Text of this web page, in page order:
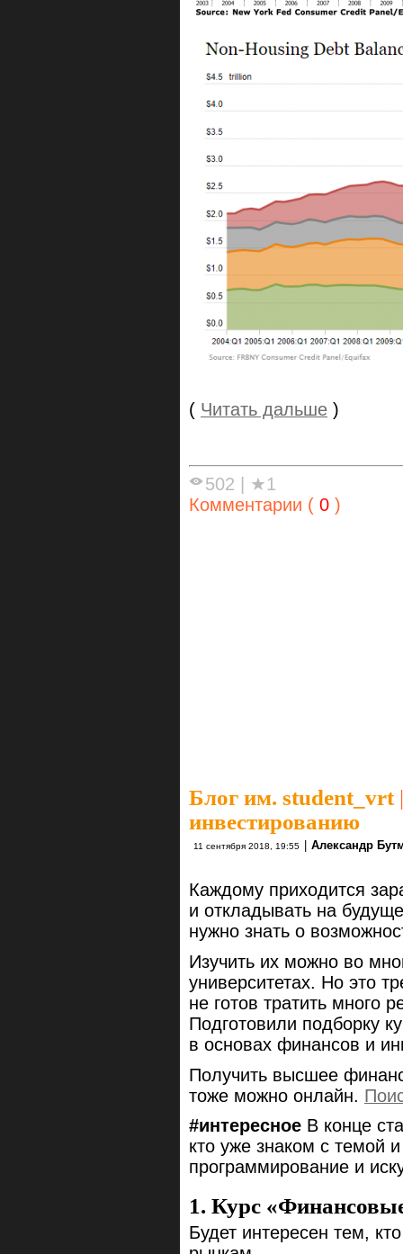
( Читать дальше )
502
★1
Комментарии ( 0 )
Блог им. student_vrt|
инвестированию
11 сентября 2018, 19:55 Александр
Каждому приходится
и откладывать на
нужно знать о
Изучить их можно во
университетах. Но это
не готов тратить много
Подготовили подборку
в основах финансов и
Получить высшее
тоже можно онлайн.
#интересное В конце
кто уже знаком с темой
программирование и
1. Курс
Будет интересен тем,